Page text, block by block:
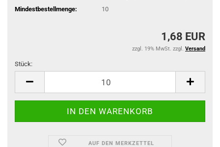
Mindestbestellmenge: 10
1,68 EUR
zzgl. 19% MwSt. zzgl. Versand
Stück:
AUF DEN MERKZETTEL